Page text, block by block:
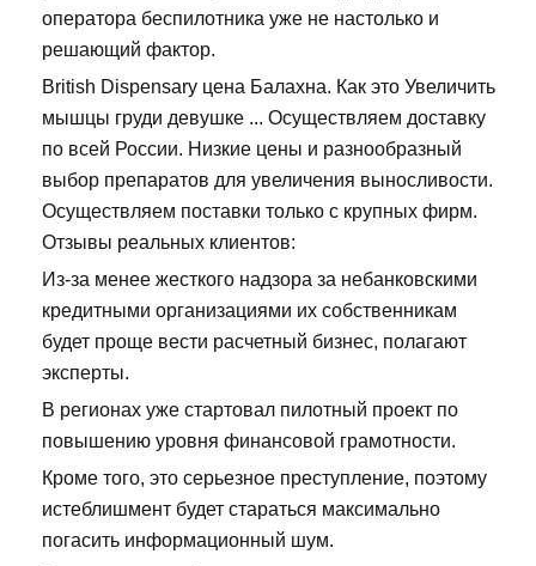
оператора беспилотника уже не настолько и
решающий фактор.
British Dispensary цена Балахна. Как это Увеличить
мышцы груди девушке ... Осуществляем доставку
по всей России. Низкие цены и разнообразный
выбор препаратов для увеличения выносливости.
Осуществляем поставки только с крупных фирм.
Отзывы реальных клиентов:
Из-за менее жесткого надзора за небанковскими
кредитными организациями их собственникам
будет проще вести расчетный бизнес, полагают
эксперты.
В регионах уже стартовал пилотный проект по
повышению уровня финансовой грамотности.
Кроме того, это серьезное преступление, поэтому
истеблишмент будет стараться максимально
погасить информационный шум.